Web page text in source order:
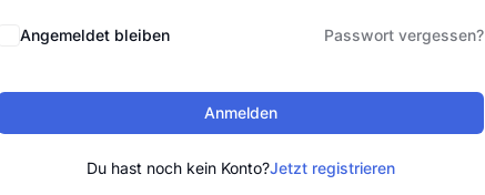
Angemeldet bleiben Passwort vergessen?
Anmelden
Du hast noch kein Konto?Jetzt registrieren